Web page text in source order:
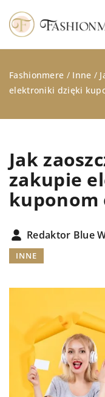
Fashionmere / Inne /
elektroniki dzięki
Jak
zakupie
kuponom
Redaktor Blue
INNE